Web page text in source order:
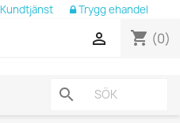
Kundtjänst Trygg ehandel
shopping_cart (0)

search